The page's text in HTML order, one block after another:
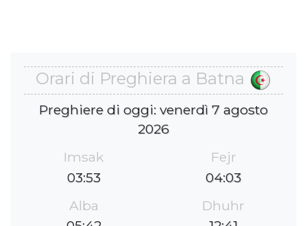
Orari di Preghiera a Batna
Preghiere di oggi: venerdì 7 agosto
2026
Imsak
03:53
Fejr
04:03
Alba
Dhuhr